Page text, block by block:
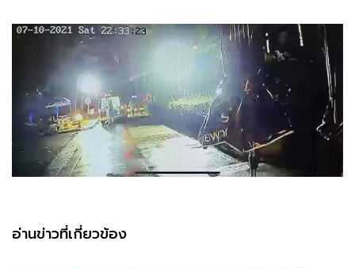
อ่านข่าวที่เกี่ยวข้อง